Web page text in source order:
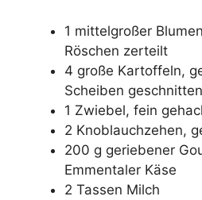
1 mittelgroßer
Röschen zerteilt
4 große Kartoffeln,
Scheiben geschnitten
1 Zwiebel, fein
2 Knoblauchzehen,
200 g geriebener
Emmentaler Käse
2 Tassen Milch